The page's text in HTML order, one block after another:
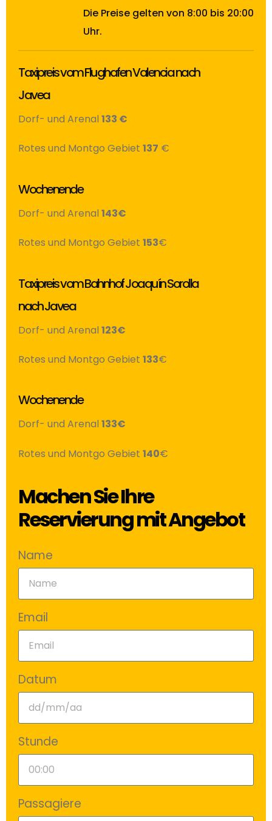
Die Preise gelten von 8:00 bis 20:00
Uhr.
Taxipreis vom Flughafen Valencia nach
Javea
Dorf- und Arenal 133 €
Rotes und Montgo Gebiet 137 €
Wochenende
Dorf- und Arenal 143€
Rotes und Montgo Gebiet 153€
Taxipreis vom Bahnhof Joaquín Sorolla
nach Javea
Dorf- und Arenal 123€
Rotes und Montgo Gebiet 133€
Wochenende
Dorf- und Arenal 133€
Rotes und Montgo Gebiet 140€
Machen Sie Ihre
Reservierung mit Angebot
Name
Email
Datum
Stunde
Passagiere